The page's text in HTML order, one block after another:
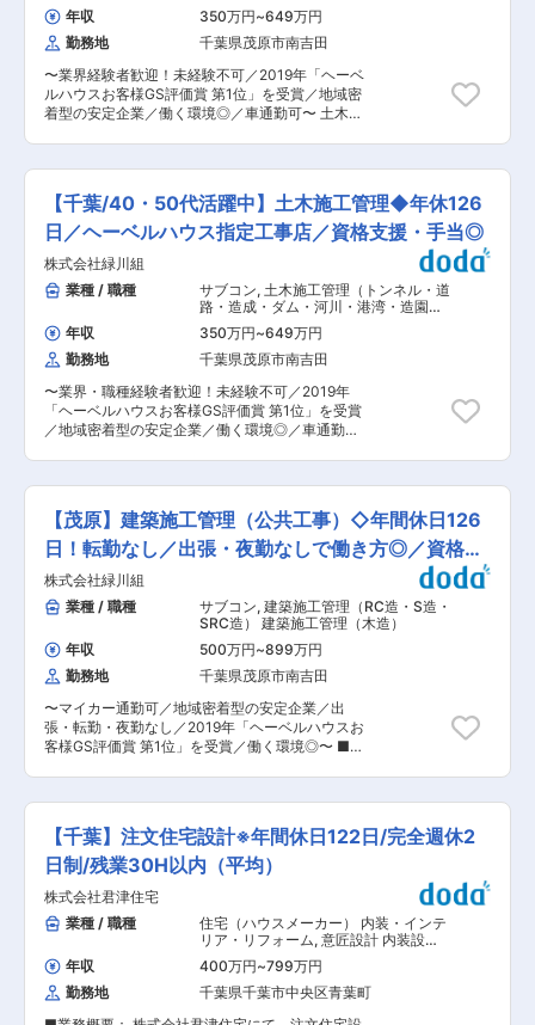
年収
350万円~649万円
勤務地
千葉県茂原市南吉田
〜業界経験者歓迎！未経験不可／2019年「ヘーベ
ルハウスお客様GS評価賞 第1位」を受賞／地域密
着型の安定企業／働く環境◎／車通勤可〜 土木工
市・千葉県等発注の建築工事の施工管理を担いま
す。 建築現場における現場監督業務全般、見積、
積算、現場書類の作成、施工図チェック、修正
等、各業者の手配、打ち合わせ、現場を巡回し、
工事の進捗管理や職人への指示、竣工前検査等で
す。 公共工事の大型案件は仕事として、やりがい
があります。主体的に学び、チームを大切に行動
できる方を募集します。 ■キャリアパス： 当社
は、社員の「学びたい」という意欲を大切にし、
資格取得なども積極的に支援をしています。受
験・講習費用などかかる場合は、会社が全額負担
しています。実績次第では、部長など管理職へと
キャリアアップできるチャンスもあります。 ■魅
力： ・当社は千葉県内の案件が中心のため、職人
や協力業者の方とも助け合える風土が根付いてい
ます。残業は繁忙期を除けば月平均20時間と少な
て何度も優良工事賞を獲得、安定的に官公庁の工
事を受注しています。当社が、指定工事店となっ
ている旭化成ホームズでは、半期に一度、千葉・
茨城の指定工事店を集めて、表彰式を行ってお
り、2019年には、各指定工事店の現場責任者を押
しのけて、当社の社員が「ヘーベルハウスお客様
GS評価賞 第1位」を受賞しました。 ・旭化成ヘ
ーベルハウス指定工事店として、お引渡し棟数
“3000棟” を達成しました。 ・家族のいる社員も
多く、働きやすい環境が整っています。 変更の範
囲：会社の定める業務
【千葉/40・50代活躍中】土木施工管理◆年休126
日／ヘーベルハウス指定工事店／資格支援・手当◎
株式会社緑川組
業種 / 職種
サブコン, 土木施工管理（トンネル・道
路・造成・ダム・河川・港湾・造園な
ど） 土木施工管理（上下水道）
年収 350万円~649万円
勤務地
千葉県茂原市南吉田
〜業界・職種経験者歓迎！未経験不可／2019年
「ヘーベルハウスお客様GS評価賞 第1位」を受賞
／地域密着型の安定企業／働く環境◎／車通勤
要： 茂原市・長生土木事務所等発注の土木工事の
現場監督の募集です。 ・千葉県工事で何度も優良
工事賞を獲得し、官庁工事を安定して受注してい
ます。 ・現場監督業務全般、見積、積算、現場書
類の作成、図面のチェック、修正等、各業者の手
配、打ち合わせ、現場を巡回し、工事の進捗管理
や職人への指示、竣工前検査等です。 ・完成書類
作成について、事務員と協力して対応します。 ・
チャレンジ精神に溢れ、土木の仕事が大好きな方
を募集します。 ■キャリアパス： 当社は、社員
の「学びたい」という意欲を大切にし、資格取得
なども積極的に支援をしています。受験・講習費
用などかかる場合は、会社が全額負担していま
す。実績次第では、部長など管理職へとキャリア
アップできるチャンスもあります。 ■魅力： ・
当社は千葉県内の案件が中心のため、職人や協力
で、日々の仕事にモチベーション高く取り組むこ
とが出来ます。 ・千葉県内の公共工事において何
度も優良工事賞を獲得、安定的に官公庁の工事を
受注しています。当社が、指定工事店となってい
る旭化成ホームズでは、半期に一度、千葉・茨城
の指定工事店を集めて、表彰式を行っており、
2019年には、各指定工事店の現場責任者を押しの
けて、当社の社員が「ヘーベルハウスお客様GS
評価賞 第1位」を受賞しました。 ・旭化成ヘーベ
ルハウス指定工事店として、お引渡し棟数 “3000
【茂原】建築施工管理（公共工事）◇年間休日126
日！転勤なし／出張・夜勤なしで働き方◎／資格手
当有
株式会社緑川組
業種 / 職種
サブコン, 建築施工管理（RC造・S造・
SRC造） 建築施工管理（木造）
年収
500万円~899万円
勤務地
千葉県茂原市南吉田
〜マイカー通勤可／地域密着型の安定企業／出
張・転勤・夜勤なし／2019年「ヘーベルハウスお
客様GS評価賞 第1位」を受賞／働く環境◎〜 ■募
ます。 具体的には下記業務をお任せいたします。
・現場監督業務全般 ・見積、積算、現場書類の作
成 ・図面のチェック、修正等 ・各業者の手配、
打ち合わせ ・現場の巡回・工事の進捗管理や職人
への指示 ・竣工前検査 など <本ポジションの特
徴> ・千葉県工事で何度も優良工事賞を獲得して
いる実績から、官庁工事を安定して受注していま
す。またヘーベルハウスの指定工事店として施工
のご依頼をいただくケースも多いです。 ・書類作
成などは、事務員と協力して対応するため、残業
時間の削減につながっております。残業は繁忙期
を除けば月平均20時間と少ないので、日々の仕事
【千葉】注文住宅設計※年間休日122日/完全週休2
日制/残業30H以内（平均）
株式会社君津住宅
業種 / 職種
住宅（ハウスメーカー） 内装・インテ
リア・リフォーム, 意匠設計 内装設
計・リフォーム・インテリア（住宅）
年収 400万円~799万円
勤務地
千葉県千葉市中央区青葉町